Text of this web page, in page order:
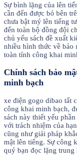
Sự bình lặng của lên
cần đến được bỏ bên
chưa bật mý lên tiếng
đến toàn bộ đồng đội
chủ yếu sách đề xuất
nhiều hình thức về bảo
toàn tính công khai
Chính sách bảo
minh bạch
xe điện gogo dibao tất
công khai minh bạch,
sách này thiết yếu
với trách nhiệm của
cũng như giải pháp
mật lên tiếng. Sự công
quý bạn đọc lặng trung